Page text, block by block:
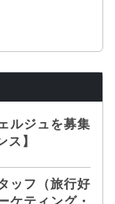
ルジュを募集
ス】
ッフ（旅行好
ケティング・